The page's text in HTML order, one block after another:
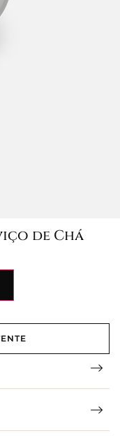
de Chá